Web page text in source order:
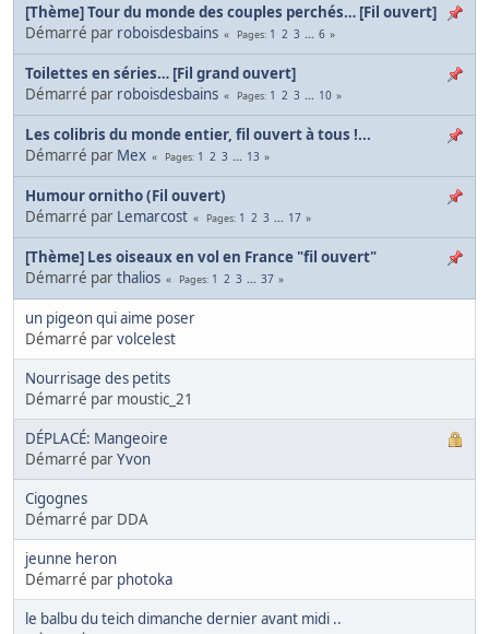
[Thème] Tour du monde des couples perchés… [Fil ouvert]
Démarré par roboisdesbains Pages 1 2 3 ... 6
Toilettes en séries… [Fil grand ouvert]
Démarré par roboisdesbains Pages 1 2 3 ... 10
Les colibris du monde entier, fil ouvert à tous !...
Démarré par Mex Pages 1 2 3 ... 13
Humour ornitho (Fil ouvert)
Démarré par Lemarcost Pages 1 2 3 ... 17
[Thème] Les oiseaux en vol en France "fil ouvert"
Démarré parthalios Pages 1 2 3 ... 37
un pigeon qui aime poser
Démarré parvolcelest
Nourrisage des petits
Démarré par moustic_21
DÉPLACÉ: Mangeoire
Démarré parYvon
Cigognes
Démarré par DDA
jeunne heron
Démarré par photoka
le balbu du teich dimanche dernier avant midi ..